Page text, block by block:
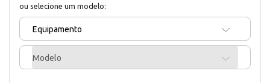
ou selecione um modelo:
Equipamento
Modelo